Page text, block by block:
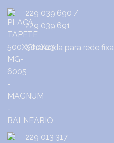
229 039 690 /
229 039 691
(Chamada para rede
229 013 317